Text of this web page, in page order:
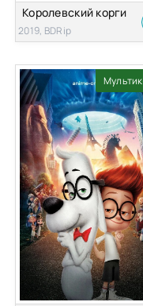
Королевский корги
2019, BDRip
Мультик